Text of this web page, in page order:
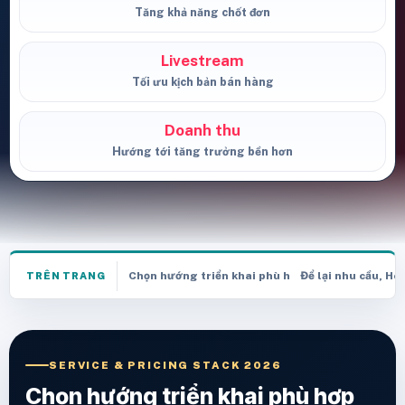
Tăng khả năng chốt đơn
Livestream
Tối ưu kịch bản bán hàng
Doanh thu
Hướng tới tăng trưởng bền hơn
TRÊN TRANG Chọn hướng triển khai phù hợp trước khi nhận
Để lại nhu cầu,
SERVICE & PRICING STACK 2026
Chọn hướng triển khai phù hợp